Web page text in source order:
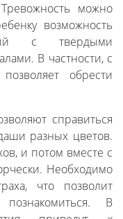
можно
возможность
с твердыми
В частности, с
обрести
справиться
разных цветов.
и потом вместе с
Необходимо
что позволит
В